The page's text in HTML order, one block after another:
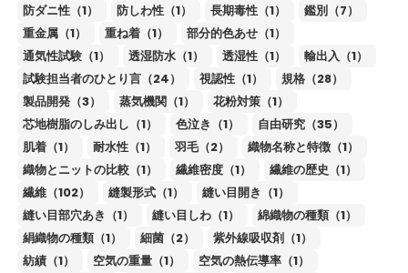
防ダニ性（1）
防しわ性（1） 長期毒性（1）
鑑別（7）
重金属（1）
重ね着（1）
部分的色あせ（1）
通気性試験（1）
透湿防水（1） 透湿性（1）
輸出入（1）
試験担当者のひとり言（24）
視認性（1）
規格（28）
製品開発（3）
蒸気機関（1）
花粉対策（1）
芯地樹脂のしみ出し（1）
色泣き（1）
自由研究（35）
肌着（1）
耐水性（1） 羽毛（2）
織物名称と特徴（1）
織物とニットの比較（1）
繊維密度（1）
繊維の歴史（1）
繊維（102）
縫製形式（1）
縫い目開き（1）
縫い目部穴あき（1）
縫い目しわ（1）
綿織物の種類（1）
絹織物の種類（1）
細菌（2）
紫外線吸収剤（1）
紡績（1）
空気の重量（1）
空気の熱伝導率（1）